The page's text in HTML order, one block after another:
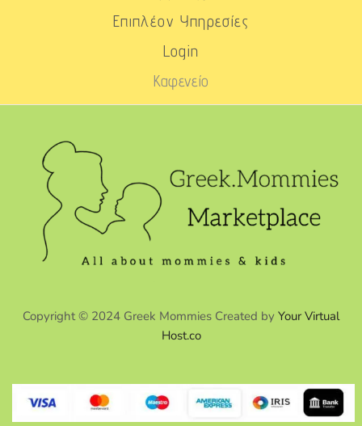
Επιπλέον Υπηρεσίες
Login
Καφενείο
Copyright © 2024 Greek Mommies Created by Your Virtual
Host.co